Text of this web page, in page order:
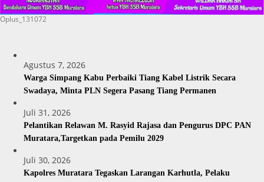
Oplus_131072
Agustus 7, 2026
Warga Simpang Kabu Perbaiki Tiang Kabel Listrik Secara
Swadaya, Minta PLN Segera Pasang Tiang Permanen
Juli 31, 2026
Pelantikan Relawan M. Rasyid Rajasa dan Pengurus DPC PAN
Muratara,Targetkan pada Pemilu 2029
Juli 30, 2026
Kapolres Muratara Tegaskan Larangan Karhutla, Pelaku